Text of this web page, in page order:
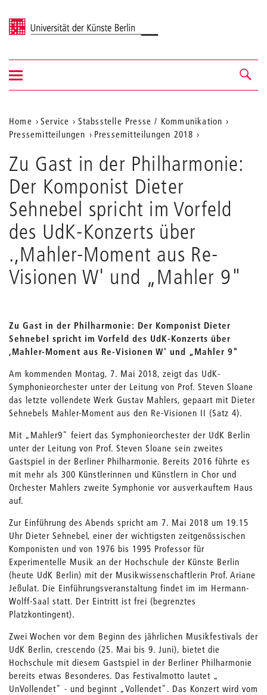
Universität der Künste Berlin
Navigation &
Suche
Navigation
ein-/ausblenden
Aktuelle
Position
auf
der
Webseite
Home Service
Stabsstelle Presse / Kommunikation
Pressemitteilungen
Pressemitteilungen 2018
Zu Gast in der Philharmonie:
Der Komponist Dieter
Sehnebel spricht im Vorfeld
des UdK-Konzerts über
.,Mahler-Moment aus Re-
Visionen W' und „Mahler 9"
Zu Gast in der Philharmonie: Der Komponist Dieter
Sehnebel spricht im Vorfeld des UdK-Konzerts über
,Mahler-Moment aus Re-Visionen W' und „Mahler 9"
Am kommenden Montag, 7. Mai 2018, zeigt das UdK-
Symphonieorchester unter der Leitung von Prof. Steven Sloane
das letzte vollendete Werk Gustav Mahlers, gepaart mit Dieter
Sehnebels Mahler-Moment aus den Re-Visionen II (Satz 4).
Mit „Mahler9" feiert das Symphonieorchester der UdK Berlin
unter der Leitung von Prof. Steven Sloane sein zweites
Gastspiel in der Berliner Philharmonie. Bereits 2016 führte es
mit mehr als 300 Künstlerinnen und Künstlern in Chor und
Orchester Mahlers zweite Symphonie vor ausverkauftem Haus
auf.
Zur Einführung des Abends spricht am 7. Mai 2018 um 19.15
Uhr Dieter Sehnebel, einer der wichtigsten zeitgenössischen
Komponisten und von 1976 bis 1995 Professor für
Experimentelle Musik an der Hochschule der Künste Berlin
(heute UdK Berlin) mit der Musikwissenschaftlerin Prof. Ariane
Jeßulat. Die Einführungsveranstaltung findet im im Hermann-
Wolff-Saal statt. Der Eintritt ist frei (begrenztes
Platzkontingent).
Zwei Wochen vor dem Beginn des jährlichen Musikfestivals der
UdK Berlin, crescendo (25. Mai bis 9. Juni), bietet die
Hochschule mit diesem Gastspiel in der Berliner Philharmonie
bereits etwas Besonderes. Das Festivalmotto lautet „
UnVollendet" - und beginnt „Vollendet". Das Konzert wird vom